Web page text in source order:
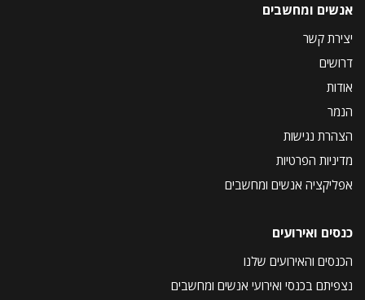
אנשים ומחשבים
יצירת קשר
דרושים
אודות
הנמר
הצהרת נגישות
מדיניות הפרטיות
אפליקציה אנשים ומחשבים
כנסים ואירועים
הכנסים והאירועים שלנו
נצפיתם בכנסי ואירועי אנשים ומחשבים